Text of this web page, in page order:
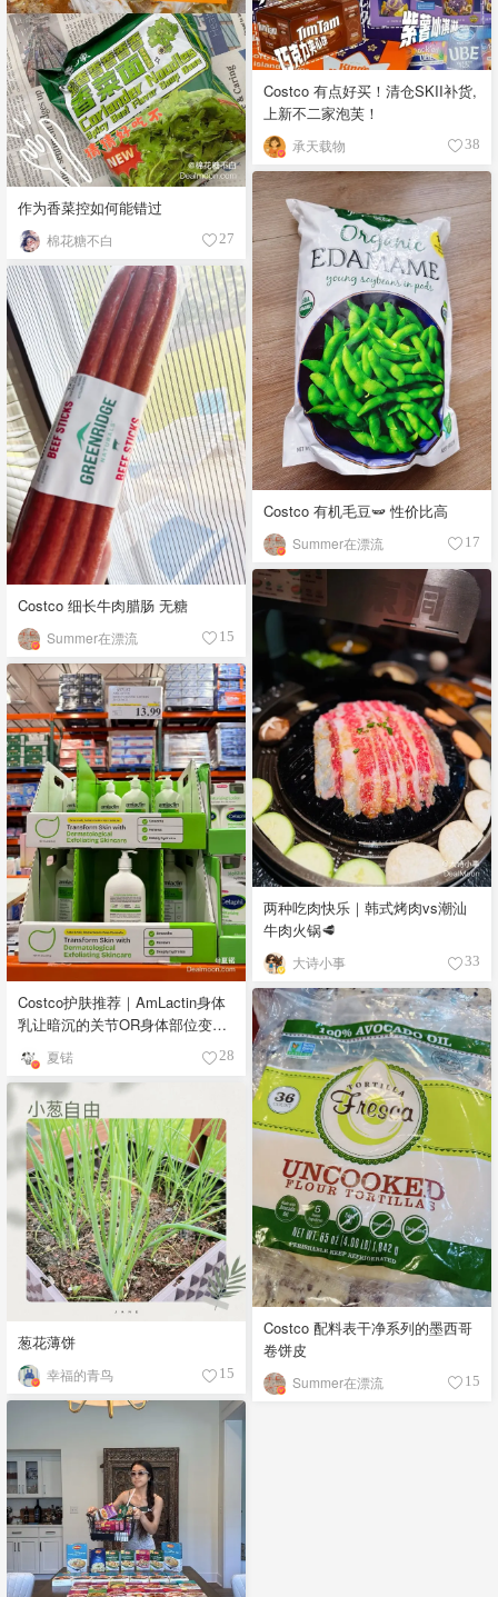
Costco 有点好买！清仓SKII补货,
上新不二家泡芙！
承天载物 38
作为香菜控如何能错过
棉花糖不白 27
Costco 有机毛豆🫛 性价比高
Summer在漂流 17
Costco 细长牛肉腊肠 无糖
Summer在漂流 15
两种吃肉快乐｜韩式烤肉vs潮汕
牛肉火锅🥩
大诗小事 33
Costco护肤推荐｜AmLactin身体
乳让暗沉的关节OR身体部位变白
变滑溜🧴
夏锘 28
Costco 配料表干净系列的墨西哥
卷饼皮
Summer在漂流 15
葱花薄饼
幸福的青鸟 15